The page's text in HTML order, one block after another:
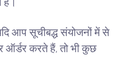
आप सूचीबद्ध संयोजनों में से
करते हैं, तो भी कुछ